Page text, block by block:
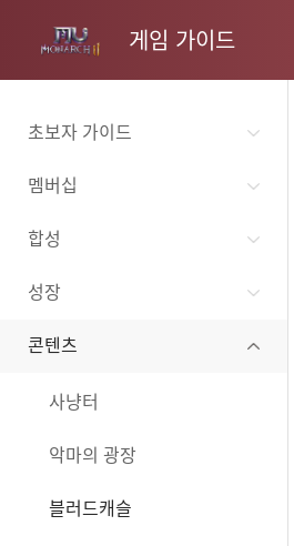
게임 가이드
초보자 가이드
멤버십
합성
성장
콘텐츠
사냥터
악마의 광장
블러드캐슬